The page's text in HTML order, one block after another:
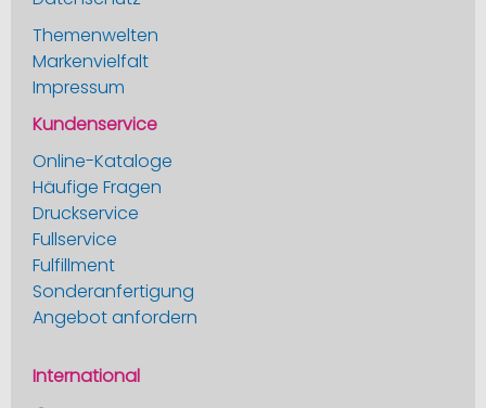
Themenwelten
Markenvielfalt
Impressum
Kundenservice
Online-Kataloge
Häufige Fragen
Druckservice
Fullservice
Fulfillment
Sonderanfertigung
Angebot anfordern
International